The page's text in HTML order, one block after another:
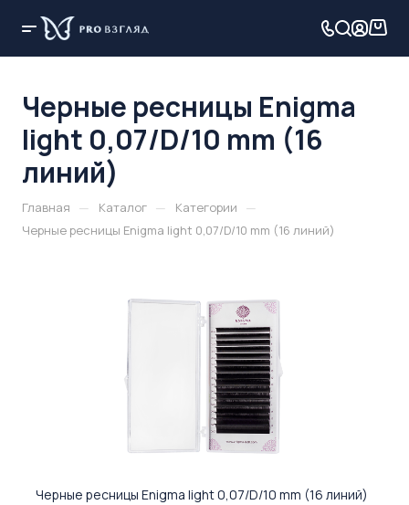
Черные ресницы Enigma
light 0,07/D/10 mm (16
линий)
Главная — Каталог — Категории —
Черные ресницы Enigma light 0,07/D/10 mm (16 линий)
Черные ресницы Enigma light 0,07/D/10 mm (16 линий)